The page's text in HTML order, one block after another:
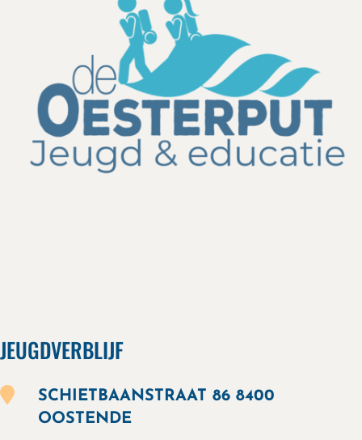
JEUGDVERBLIJF

SCHIETBAANSTRAAT 86 8400
OOSTENDE